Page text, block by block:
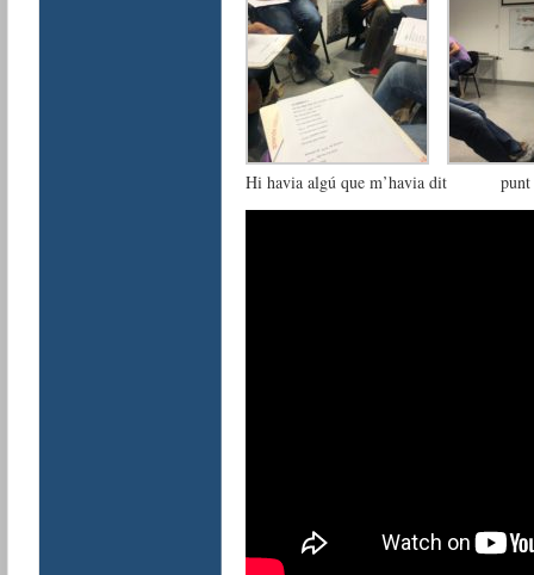
Hi havia algú que m’havia dit